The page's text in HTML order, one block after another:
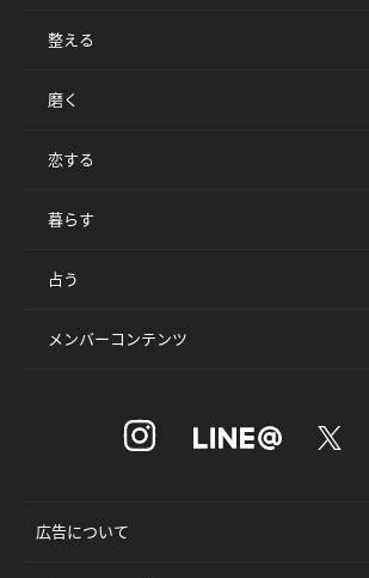
整える
磨く
恋する
暮らす
占う
メンバーコンテンツ
広告について